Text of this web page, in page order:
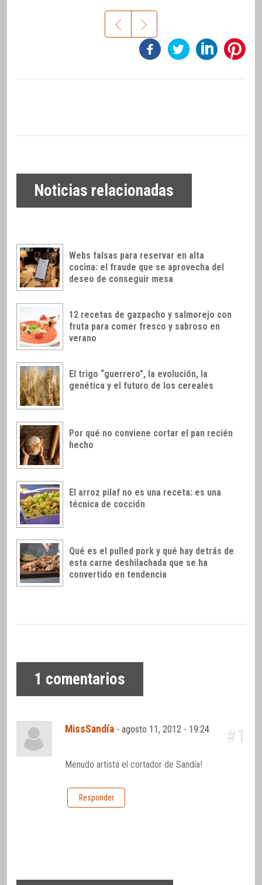
Noticias relacionadas
Webs falsas para reservar en alta
cocina: el fraude que se aprovecha del
deseo de conseguir mesa
12 recetas de gazpacho y salmorejo con
fruta para comer fresco y sabroso en
verano
El trigo “guerrero”, la evolución, la
genética y el futuro de los cereales
Por qué no conviene cortar el pan recién
hecho
El arroz pilaf no es una receta: es una
técnica de cocción
Qué es el pulled pork y qué hay detrás de
esta carne deshilachada que se ha
convertido en tendencia
1 comentarios
MissSandía -agosto 11, 2012 - 19:24 #1
Menudo artista el cortador de Sandía!
Responder